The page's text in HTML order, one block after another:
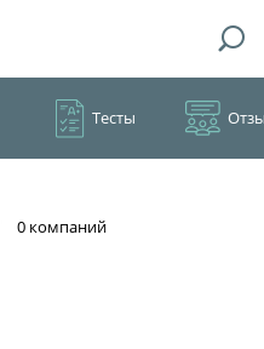
Тесты
​0 компаний